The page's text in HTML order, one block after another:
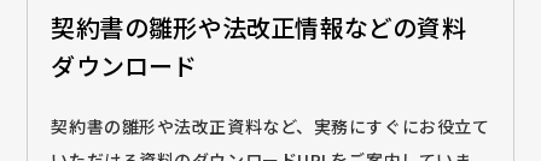
契約書の雛形や法改正情報などの資料
ダウンロード
契約書の雛形や法改正資料など、実務にすぐにお役立て